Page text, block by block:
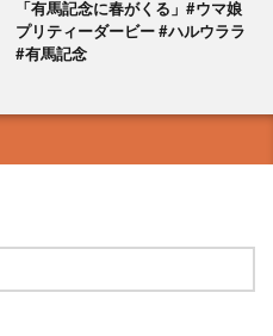
「有馬記念に春がくる」#ウマ娘
プリティーダービー #ハルウララ
#有馬記念